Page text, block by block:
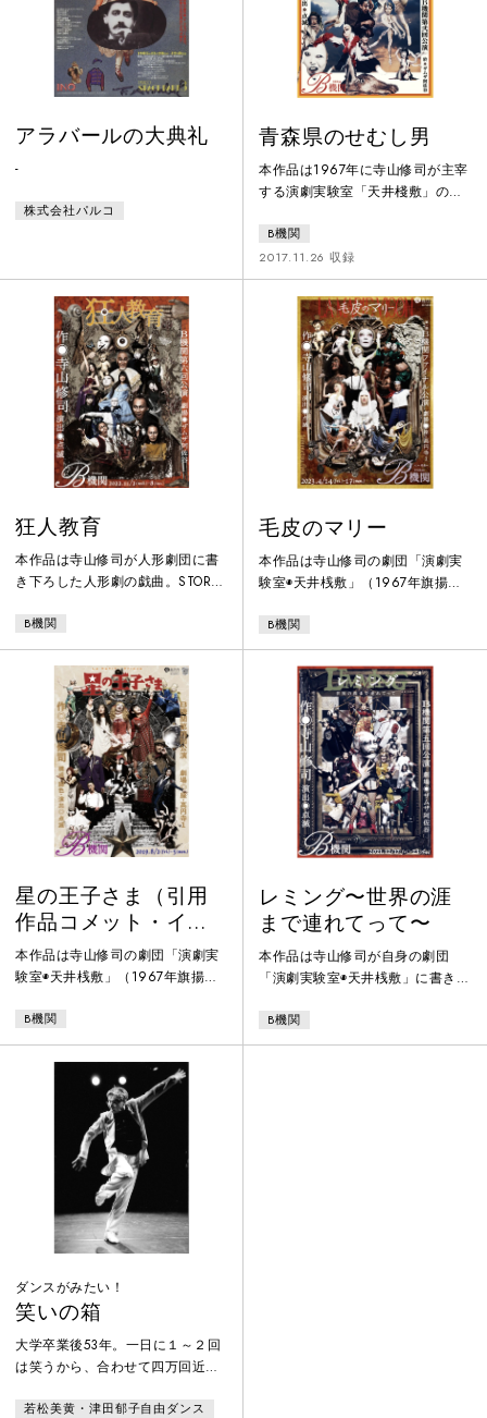
アラバールの大典礼
-
株式会社パルコ
青森県のせむし男
本作品は1967年に寺山修司が主宰
する演劇実験室「天井棧敷」の旗
寺山作品初期に見られる母子の愛
憎、寺山自身と母との確執をモデ
ルに描いた作品となっています。B
機関は演劇と舞踏の融合を目的と
して舞踏家の点滅が2016年から
2023年まで主宰した演劇舞踏ユニ
ットです。本作品は2017年に上演
されたその第二回公演となってお
ります。
B機関
2017.11.26 収録
狂人教育
本作品は寺山修司が人形劇団に書
き下ろした人形劇の戯曲。STORY
的な五人の家族、祖父・祖母・パ
パ・兄・姉と暮らしていた。 そん
なある日、法医学者のドクが、こ
の一家の中に一人だけ気違いがい
ると告げる。祖父は家族の名誉と
血の純潔のために、その気違いを
密殺することを提案する。家族は
それぞれ疑心暗鬼になり、誰が気
違いかを探り合う。そしてその行
動は次第に狂気を帯びていく。
B機関
毛皮のマリー
本作品は寺山修司の劇団「演劇実
験室◉天井桟敷」（1967年旗揚
を含む身体表現的技法を用いた演
出で他とは一線をかくしている。
STORY◉ 40歳の男娼マリーは、美
少年欣也を幽閉し育てていた。 マ
リーが部屋の中に放った蝶々を捕
虫網で捕まえて標本にする毎日。
ある日、欣也の前に美少女紋白が
現れ、欣也を外へ連れ出そうとす
るが・・・ 特殊な母子の、歪んだ
愛の物語。
B機関
星の王子さま（引用
作品コメット・イケ
ヤ）
本作品は寺山修司の劇団「演劇実
験室◉天井桟敷」（1967年旗揚
機関では今回この作品に同じく寺
山修司のラジオドラマ『コメッ
ト・イケヤ』を引用することによ
り、より重層的な作品を目指して
います。男装の麗人オーマイパパ
と世界中を旅してまわっているい
る点子が、老処女ウワバミが営む
星のホテルを訪れることから物語
ははじまる。奇妙な滞在者たち。
明らかになる謎。思いがけない結
B機関
レミング〜世界の涯
まで連れてって〜
本作品は寺山修司が自身の劇団
「演劇実験室◉天井桟敷」に書き下
舞踏家でもある演出の点滅が舞踏
的な要素を演出に取り入れること
B機関
ダンスがみたい！
笑いの箱
大学卒業後53年。一日に１～２回
は笑うから、合わせて四万回近く
に詰めあの世に旅立つ人生を考え
若松美黄・津田郁子自由ダンス